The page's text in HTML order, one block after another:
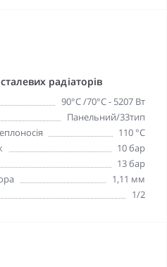
радіаторів
90°С /70°С - 5207 Вт
Панельний/33тип
110 °С
10 бар
13 бар
1,11 мм
1/2